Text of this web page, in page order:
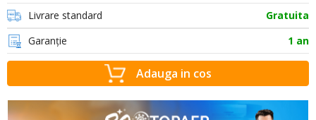
Livrare standard
Gratuita
Garanție
1 an
Adauga in cos